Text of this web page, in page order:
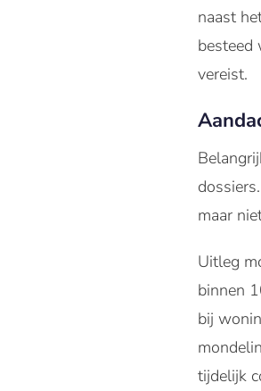
naast
besteed
vereist.
maar
Uitleg
binnen
bij
tijdelijk